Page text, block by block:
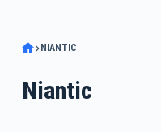
NIANTIC
Niantic